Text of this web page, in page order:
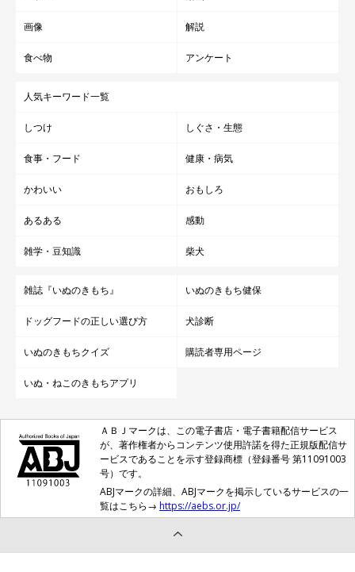
画像 解説
食べ物 アンケート
人気キーワード一覧
しつけ しぐさ・生態
食事・フード 健康・病気
かわいい おもしろ
あるある 感動
雑学・豆知識 柴犬
雑誌『いぬのきもち』 いぬのきもち健保
ドッグフードの正しい選び方 犬診断
いぬのきもちクイズ 購読者専用ページ
いぬ・ねこのきもちアプリ
ＡＢＪマークは、この電子書店・電子書籍配信サービス
が、著作権者からコンテンツ使用許諾を得た正規版配信サ
ービスであることを示す登録商標（登録番号 第11091003
号）です。
ABJマークの詳細、ABJマークを掲示しているサービスの一
覧はこちら→ https://aebs.or.jp/